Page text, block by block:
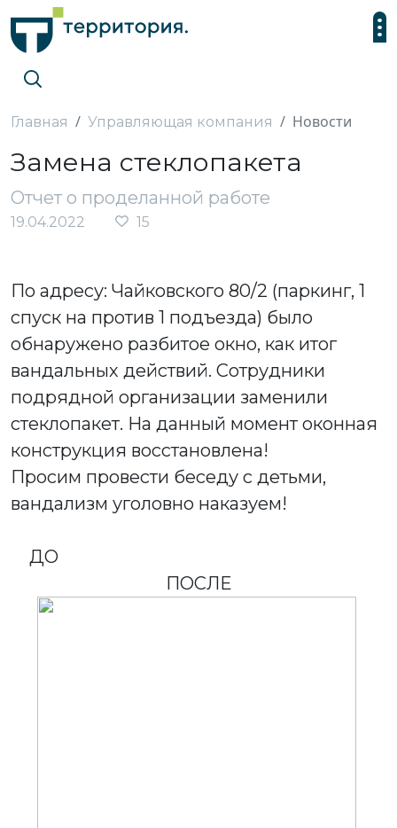
Главная Управляющая компания Новости
Замена стеклопакета
Отчет о проделанной работе
19.04.2022 15
По адресу: Чайковского 80/2 (паркинг, 1
спуск на против 1 подъезда) было
обнаружено разбитое окно, как итог
вандальных действий. Сотрудники
подрядной организации заменили
стеклопакет. На данный момент оконная
конструкция восстановлена!
Просим провести беседу с детьми,
вандализм уголовно наказуем!
ДО
ПОСЛЕ